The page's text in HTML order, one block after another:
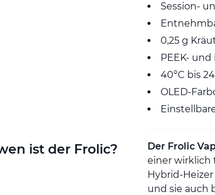
Session-
0,25 g
PEEK-
40°C bis
OLED-
ist der Frolic? Der Frolic
einer wirklich
Hybrid-
und sie auch